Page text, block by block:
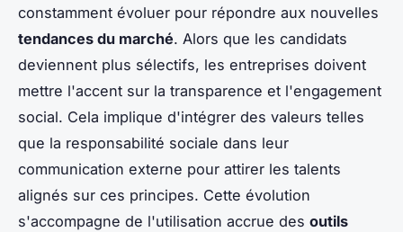
constamment évoluer pour répondre aux nouvelles
tendances du marché. Alors que les candidats
deviennent plus sélectifs, les entreprises doivent
mettre l'accent sur la transparence et l'engagement
social. Cela implique d'intégrer des valeurs telles
que la responsabilité sociale dans leur
communication externe pour attirer les talents
alignés sur ces principes. Cette évolution
s'accompagne de l'utilisation accrue des outils